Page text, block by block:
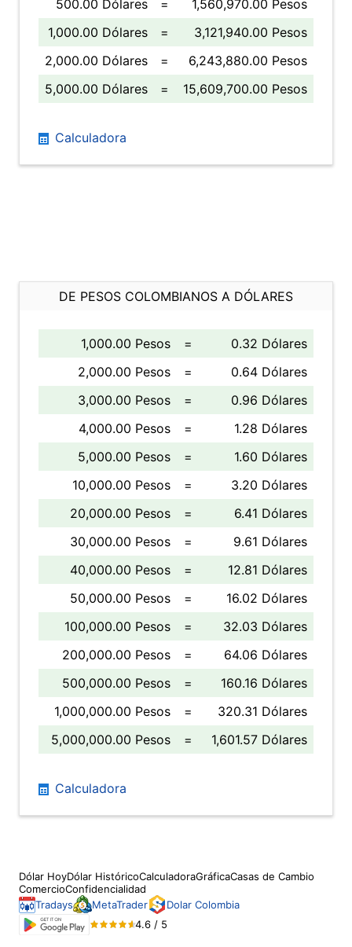
500.00 Dólares
=
1,560,970.00 Pesos
1,000.00 Dólares
=
3,121,940.00 Pesos
2,000.00 Dólares
=
6,243,880.00 Pesos
5,000.00 Dólares
= 15,609,700.00 Pesos
Calculadora
DE PESOS COLOMBIANOS A DÓLARES
1,000.00 Pesos =
0.32 Dólares
2,000.00 Pesos
=
0.64 Dólares
3,000.00 Pesos
=
0.96 Dólares
4,000.00 Pesos
=
1.28 Dólares
5,000.00 Pesos
=
1.60 Dólares
10,000.00 Pesos
=
3.20 Dólares
20,000.00 Pesos
=
6.41 Dólares
30,000.00 Pesos
=
9.61 Dólares
40,000.00 Pesos
=
12.81 Dólares
50,000.00 Pesos
=
16.02 Dólares
100,000.00 Pesos
=
32.03 Dólares
200,000.00 Pesos
=
64.06 Dólares
500,000.00 Pesos
=
160.16 Dólares
1,000,000.00 Pesos
=
320.31 Dólares
5,000,000.00 Pesos
= 1,601.57 Dólares
Calculadora
Dólar HoyDólar HistóricoCalculadoraGráficaCasas de Cambio
ComercioConfidencialidad
Tradays
MetaTrader
Dolar Colombia
4.6 / 5